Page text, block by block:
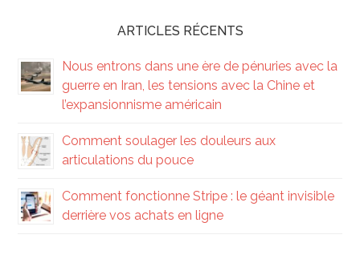
ARTICLES RÉCENTS
Nous entrons dans une ère de pénuries avec la
guerre en Iran, les tensions avec la Chine et
l’expansionnisme américain
Comment soulager les douleurs aux
articulations du pouce
Comment fonctionne Stripe : le géant invisible
derrière vos achats en ligne